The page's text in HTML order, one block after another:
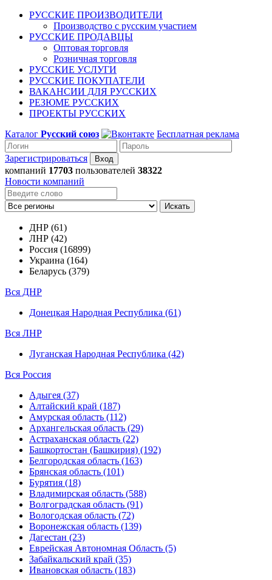
РУССКИЕ ПРОИЗВОДИТЕЛИ
Производство с русским участием
РУССКИЕ ПРОДАВЦЫ
Оптовая торговля
Розничная торговля
РУССКИЕ УСЛУГИ
РУССКИЕ ПОКУПАТЕЛИ
ВАКАНСИИ ДЛЯ РУССКИХ
РЕЗЮМЕ РУССКИХ
ПРОЕКТЫ РУССКИХ
Каталог Русский союз Бесплатная реклама
Зарегистрироваться
компаний 17703 пользователей 38322
Новости компаний
Искать
ДНР (61)
ЛНР (42)
Россия (16899)
Украина (164)
Беларусь (379)
Вся ДНР
Донецкая Народная Республика (61)
Вся ЛНР
Луганская Народная Республика (42)
Вся Россия
Адыгея (37)
Алтайский край (187)
Амурская область (112)
Архангельская область (29)
Астраханская область (22)
Башкортостан (Башкирия) (192)
Белгородская область (163)
Брянская область (101)
Бурятия (18)
Владимирская область (588)
Волгоградская область (91)
Вологодская область (72)
Воронежская область (139)
Дагестан (23)
Еврейская Автономная Область (5)
Забайкальский край (35)
Ивановская область (183)